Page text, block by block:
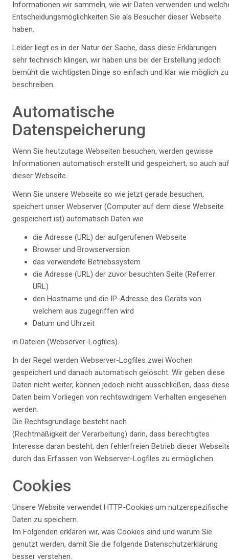
Informationen wir sammeln, wie wir Daten verwenden und
Entscheidungsmöglichkeiten Sie als Besucher dieser Webseite
haben.
Leider liegt es in der Natur der Sache, dass diese Erklärungen
sehr technisch klingen, wir haben uns bei der Erstellung jedoch
bemüht die wichtigsten Dinge so einfach und klar wie möglich zu
beschreiben.
Automatische
Datenspeicherung
Wenn Sie heutzutage Webseiten besuchen, werden gewisse
Informationen automatisch erstellt und gespeichert, so auch auf
dieser Webseite.
Wenn Sie unsere Webseite so wie jetzt gerade besuchen,
speichert unser Webserver (Computer auf dem diese Webseite
gespeichert ist) automatisch Daten wie
die Adresse (URL) der aufgerufenen Webseite
Browser und Browserversion
das verwendete Betriebssystem
die Adresse (URL) der zuvor besuchten Seite (Referrer
URL)
den Hostname und die IP-Adresse des Geräts von
welchem aus zugegriffen wird
Datum und Uhrzeit
in Dateien (Webserver-Logfiles).
In der Regel werden Webserver-Logfiles zwei Wochen
gespeichert und danach automatisch gelöscht. Wir geben diese
Daten nicht weiter, können jedoch nicht ausschließen, dass diese
Daten beim Vorliegen von rechtswidrigem Verhalten eingesehen
werden.
Die Rechtsgrundlage besteht nach
(Rechtmäßigkeit der Verarbeitung) darin, dass berechtigtes
Interesse daran besteht, den fehlerfreien Betrieb dieser
durch das Erfassen von Webserver-Logfiles zu ermöglichen.
Cookies
Unsere Website verwendet HTTP-Cookies um nutzerspezifische
Daten zu speichern.
Im Folgenden erklären wir, was Cookies sind und warum Sie
genutzt werden, damit Sie die folgende Datenschutzerklärung
besser verstehen.